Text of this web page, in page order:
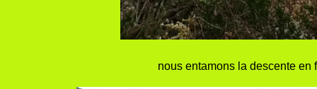
nous entamons la descente en